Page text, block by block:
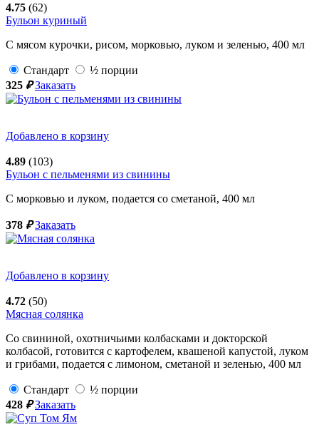
4.75 (62)
Бульон куриный
С мясом курочки, рисом, морковью, луком и зеленью, 400 мл
Стандарт
½ порции
325 ₽ Заказать
Добавлено в корзину
4.89 (103)
Бульон с пельменями из свинины
С морковью и луком, подается со сметаной, 400 мл
378 ₽ Заказать
Добавлено в корзину
4.72 (50)
Мясная солянка
Со свининой, охотничьими колбасками и докторской
колбасой, готовится с картофелем, квашеной капустой, луком
и грибами, подается с лимоном, сметаной и зеленью, 400 мл
Стандарт
½ порции
428 ₽ Заказать